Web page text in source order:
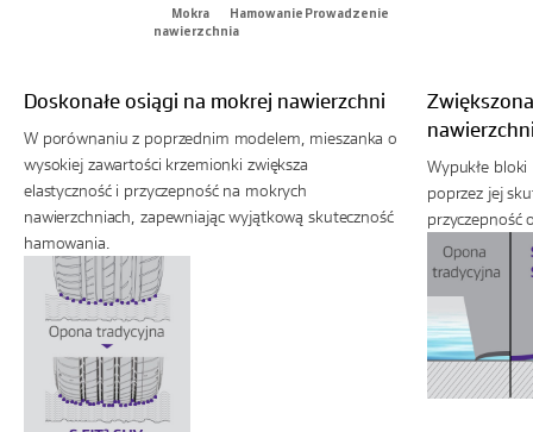
Mokra
nawierzchnia
Hamowanie Prowadzenie
Doskonałe osiągi na mokrej nawierzchni
W porównaniu z poprzednim modelem, mieszanka o
wysokiej zawartości krzemionki zwiększa
elastyczność i przyczepność na mokrych
nawierzchniach, zapewniając wyjątkową skuteczność
hamowania.
Wypukłe
poprzez jej
przyczepność